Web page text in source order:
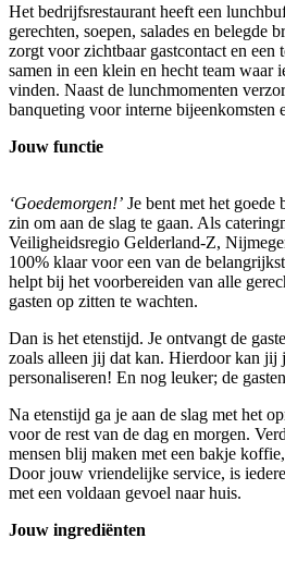
Het bedrijfsrestaurant heeft een
gerechten, soepen, salades en belegde
zorgt voor zichtbaar gastcontact en een
samen in een klein en hecht team waar
vinden. Naast de lunchmomenten
banqueting voor interne bijeenkomsten
Jouw functie
‘Goedemorgen!’ Je bent met het goede
zin om aan de slag te gaan. Als
Veiligheidsregio Gelderland-Z,
100% klaar voor een van de
helpt bij het voorbereiden van alle
gasten op zitten te wachten.
Dan is het etenstijd. Je ontvangt de
zoals alleen jij dat kan. Hierdoor kan jij
personaliseren! En nog leuker; de
Na etenstijd ga je aan de slag met het
voor de rest van de dag en morgen.
mensen blij maken met een bakje
Door jouw vriendelijke service, is
met een voldaan gevoel naar huis.
Jouw ingrediënten